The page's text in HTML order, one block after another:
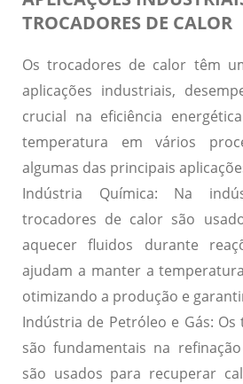
TROCADORES DE CALOR
Os trocadores de calor têm
aplicações industriais,
crucial na eficiência
temperatura em vários
algumas das principais
Indústria Química: Na
trocadores de calor são
aquecer fluidos durante
ajudam a manter a
otimizando a produção e
Indústria de Petróleo e Gás: Os
são fundamentais na
são usados para recuperar